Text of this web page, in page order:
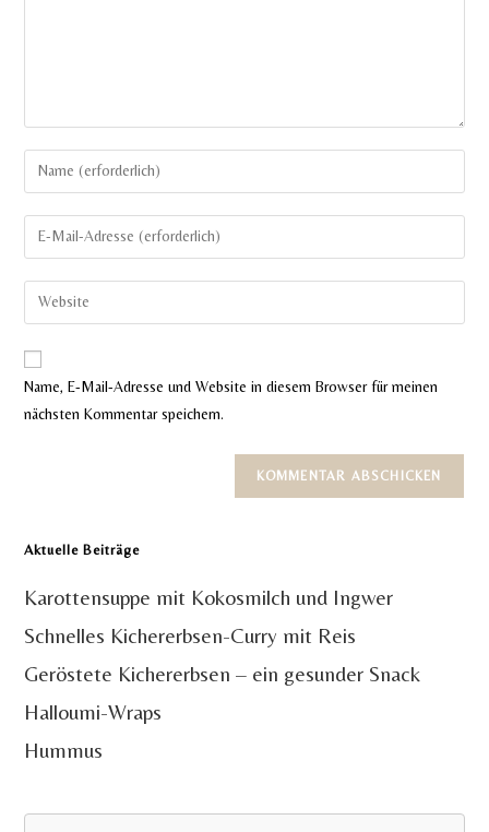
Gib
deinen
Namen
oder
zum
Kommentieren
ein
Gib
deine
E-
Mail-
zum
Kommentieren
ein
Gib
deine
Website-
Name, E-Mail-Adresse und Website in diesem Browser für meinen
nächsten Kommentar speichern.
Aktuelle Beiträge
Karottensuppe mit Kokosmilch und Ingwer
Schnelles Kichererbsen-Curry mit Reis
Geröstete Kichererbsen – ein gesunder Snack
Halloumi-Wraps
Hummus